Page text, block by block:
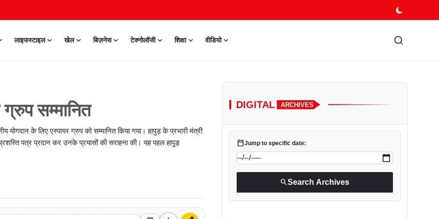
लाइफस्टाइल खेल बिज़नेस टेक्नोलॉजी शिक्षा वीडियो
सम्मानित
के लिए एस्पायर ग्रुप को सम्मानित किया गया। हापुड़ के प्रभारी मंत्री
पत्र प्रदान कर उनके प्रयासों की सराहना की। यह पहल हापुड़
2026
DIGITAL ARCHIVES
calendar_todayJump to specific date:
searchSearch Archives